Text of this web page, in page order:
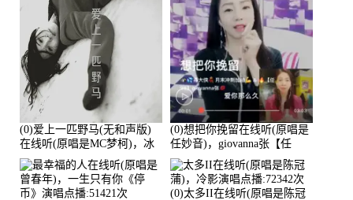
(0)爱上一匹野马(无和声版)
在线听(原唱是MC梦柯)，冰
鑫Asce演唱点播:178815次
(0)想把你挽留在线听(原唱是
任妙音)，giovanna张【任
96】演唱点播:60173次
(0)太多II在线听(原唱是陈冠